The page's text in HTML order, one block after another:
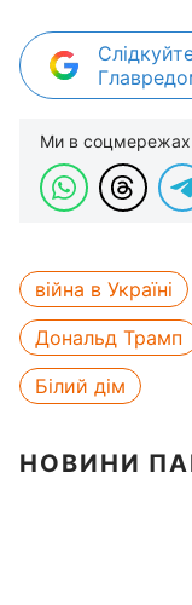
Ми в
війна в Україні
Дональд Трамп
Білий дім
НОВИНИ